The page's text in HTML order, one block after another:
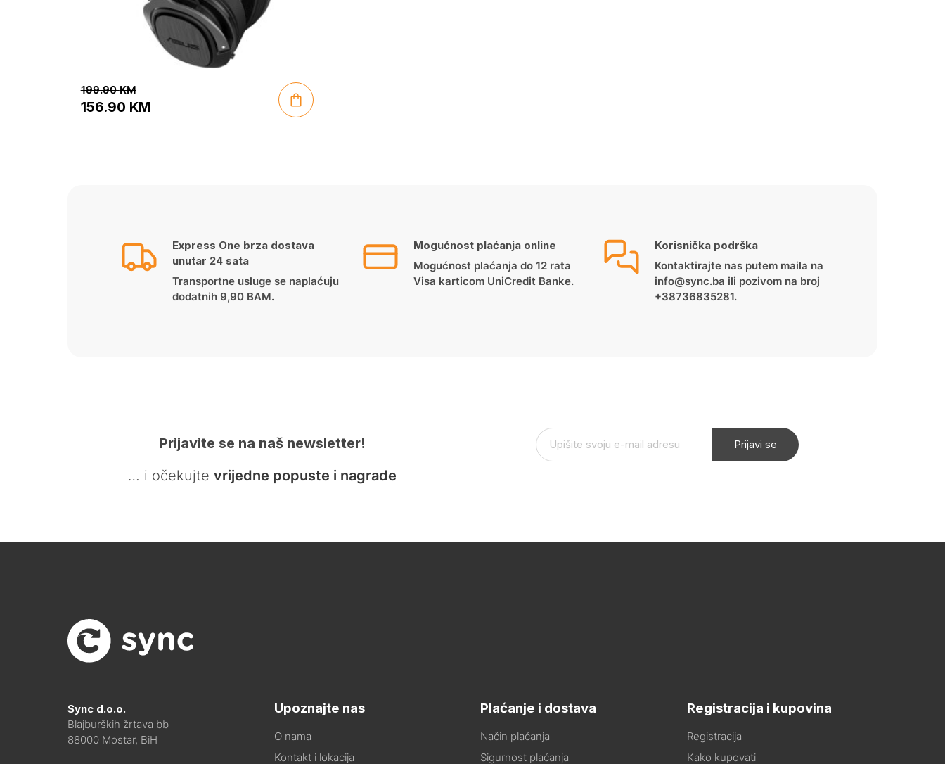
199.90KM
156.90 KM
Express One brza dostava
unutar 24 sata
Transportne usluge se naplaćuju
dodatnih 9,90 BAM.
Mogućnost plaćanja online
Mogućnost plaćanja do 12 rata
Visa karticom UniCredit Banke.
Korisnička podrška
Kontaktirajte nas putem maila na
info@sync.ba ili pozivom na broj
+38736835281.
Prijavite se na naš newsletter!
… i očekujte vrijedne popuste i nagrade
Prijavi se
Sync d.o.o.
Blajburških žrtava bb
88000 Mostar, BiH
Upoznajte nas
O nama
Kontakt i lokacija
Plaćanje i dostava
Način plaćanja
Sigurnost plaćanja
Registracija i kupovina
Registracija
Kako kupovati